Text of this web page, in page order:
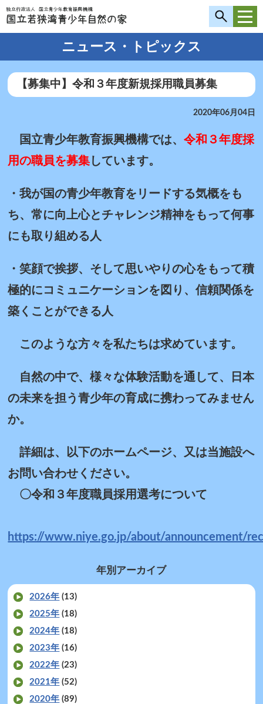
ニュース・トピックス
【募集中】令和３年度新規採用職員募集
2020年06月04日
国立青少年教育振興機構では、令和３年度採
用の職員を募集 しています。
・我が国の青少年教育をリードする気概をも
ち、常に向上心とチャレンジ精神をもって何事
にも取り組める人
・笑顔で挨拶、そして思いやりの心をもって積
極的にコミュニケーションを図り、信頼関係を
築くことができる人
このような方々を私たちは求めています。
自然の中で、様々な体験活動を通して、日本
の未来を担う青少年の育成に携わってみません
か。
詳細は、以下のホームページ、又は当施設へ
お問い合わせください。
〇令和３年度職員採用選考について
https://www.niye.go.jp/about/announcement/
年別アーカイブ
2026年 (13)
2025年 (18)
2024年 (18)
2023年 (16)
2022年 (23)
2021年 (52)
2020年 (89)